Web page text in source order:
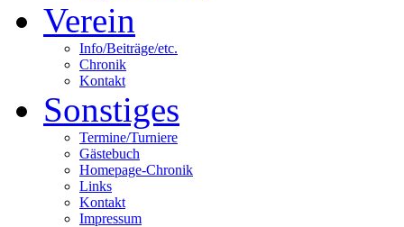
Verein
Info/Beiträge/etc.
Chronik
Kontakt
Sonstiges
Termine/Turniere
Gästebuch
Homepage-Chronik
Links
Kontakt
Impressum